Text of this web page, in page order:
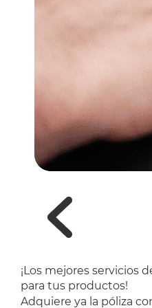
¡Los mejores servicios
para tus productos!
Adquiere ya la póliza